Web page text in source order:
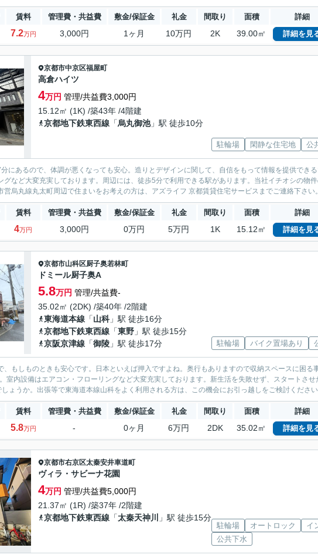
賃料 管理費・共益費 敷金/保証金 礼金 間取り 面積 詳細
7.2万円 3,000円 1ヶ月 10万円 2K 39.00㎡ 詳細を見
京都市中京区福屋町
高倉ハイツ
4万円 管理/共益費3,000円
15.12㎡ (1K) /築43年 /4階建
京都地下鉄東西線 「烏丸御池」駅 徒歩10分
駐輪場 閑静な住宅地 公
にあるので、体調が悪くなっても安心。造りとデザインに関して、自信をもって情報を提供でき
グなど大変充実しております。周辺には、徒歩5分で利用できる駅があります。当社イチオシの物
営烏丸線丸太町周辺で住まいをお考えの方は、アズライフ 京都賃貸住宅サービスまでご連絡下さい
賃料 管理費・共益費 敷金/保証金 礼金 間取り 面積 詳細
4万円 3,000円 0万円 5万円 1K 15.12㎡ 詳細を見
京都市山科区厨子奥若林町
ドミール厨子奥A
5.8万円 管理/共益費-
35.02㎡ (2DK) /築40年 /2階建
東海道本線 「山科 」駅 徒歩16分
京都地下鉄東西線 「東野 」駅 徒歩15分
京阪京津線 「御陵 」駅 徒歩17分 駐輪場 バイク置場あり
、もしものときも安心です。日本といえば押入ですよね。奥行もありますので収納スペースに困る
室内設備はエアコン・フローリングなど大変充実しております。新生活を失敗せず、スタートさせ
ょうか。出張等で東海道本線山科をよく利用される方は、この機会にお引っ越しをご検討くださ
賃料 管理費・共益費 敷金/保証金 礼金 間取り 面積 詳細
5.8万円 - 0ヶ月 6万円 2DK 35.02㎡ 詳細を見
京都市右京区太秦安井車道町
ヴィラ・サビーナ花園
4万円 管理/共益費5,000円
21.37㎡ (1R) /築37年 /2階建
京都地下鉄東西線 「太秦天神川 」駅 徒歩15分
駐輪場 オートロック
イ
公共下水